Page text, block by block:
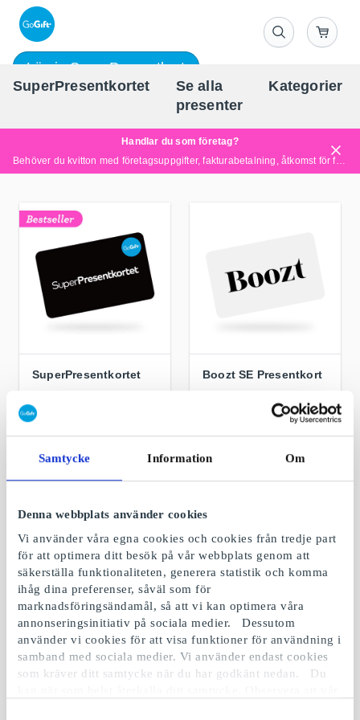
Samtycke Information Om
Denna webbplats använder cookies
Vi använder våra egna cookies och cookies från tredje part
för att optimera ditt besök på vår webbplats genom att
säkerställa funktionaliteten, generera statistik och komma
ihåg dina preferenser, såväl som för
marknadsföringsändamål, så att vi kan optimera våra
annonseringsinitiativ på sociala medier. Dessutom
använder vi cookies för att visa funktioner för användning i
samband med sociala medier. Vi använder endast cookies
som kräver ditt samtycke när du har godkänt nedan. Du
Lös in SuperPresentkort
SuperPresentkortet
Se alla
presenter
Kategorier
Handlar du som företag?
Behöver du kvitton med företagsuppgifter, fakturabetalning, åtkomst för flera användare eller skräddarsydda lösningar?
SuperPresentkortet
presentkort, produkter
& upplevelser
Från 50 kr
Boozt SE Presentkort
för den som älskar
mode och shopping
Booztlet SE
Presentkort
SmartaSaker SE
Presentkort